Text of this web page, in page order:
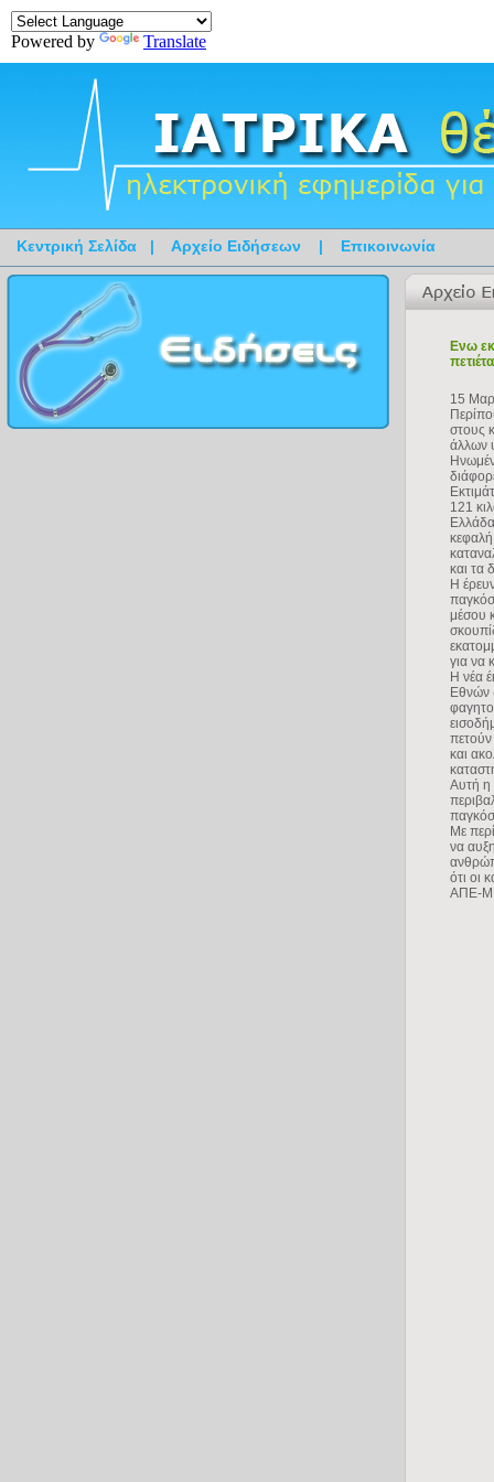
Powered by Translate
Κεντρική Σελίδα | Αρχείο Ειδήσεων | Επικοινωνία
Ενω
15
στους
άλλων
121
και τα
Η
μέσου
για να
Η νέα
Εθνών
και
Αυτή η
Με
να
ότι οι
ΑΠΕ-